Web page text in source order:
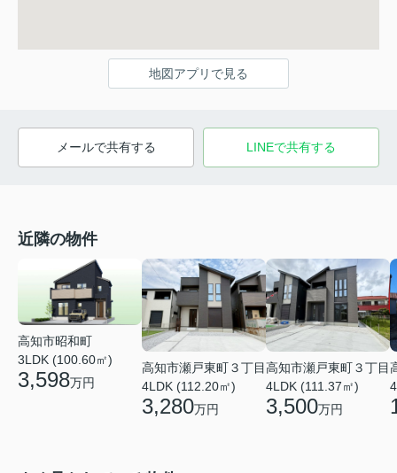
地図アプリで見る
メールで共有する LINEで共有する
近隣の物件
高知市昭和町
3LDK (100.60㎡)
3,598万円
高知市瀬戸東町３丁目
4LDK (112.20㎡)
3,280万円
高知市瀬戸東町３丁目
4LDK (111.37㎡)
3,500万円